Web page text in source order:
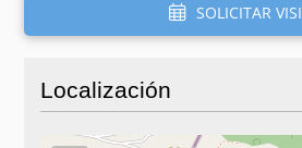
SOLICITAR
Localización